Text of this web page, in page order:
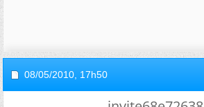
08/05/2010, 17h50